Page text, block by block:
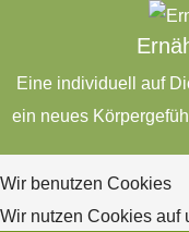
Eine individuell auf
ein neues
Wir benutzen Cookies
Wir nutzen Cookies auf